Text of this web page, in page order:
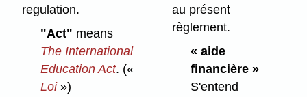
regulation.
"Act" means
The International
Education Act. («
Loi»)
au présent
règlement.
« aide
financière »
S'entend